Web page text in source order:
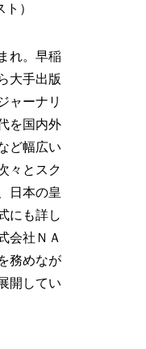
）
れ。早稲
大手出版
ャーナリ
を国内外
ど幅広い
々とスク
日本の皇
にも詳し
会社ＮＡ
務めなが
開してい